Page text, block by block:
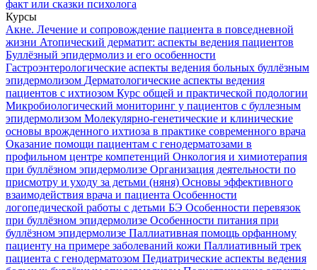
факт или сказки психолога
Курсы
Акне. Лечение и сопровождение пациента в повседневной
жизни Атопический дерматит: аспекты ведения пациентов
Буллёзный эпидермолиз и его особенности
Гастроэнтерологические аспекты ведения больных буллёзным
эпидермолизом Дерматологические аспекты ведения
пациентов с ихтиозом Курс общей и практической подологии
Микробиологический мониторинг у пациентов с буллезным
эпидермолизом Молекулярно-генетические и клинические
основы врожденного ихтиоза в практике современного врача
Оказание помощи пациентам с генодерматозами в
профильном центре компетенций Онкология и химиотерапия
при буллёзном эпидермолизе Организация деятельности по
присмотру и уходу за детьми (няня) Основы эффективного
взаимодействия врача и пациента Особенности
логопедической работы с детьми БЭ Особенности перевязок
при буллёзном эпидермолизе Особенности питания при
буллёзном эпидермолизе Паллиативная помощь орфанному
пациенту на примере заболеваний кожи Паллиативный трек
пациента с генодерматозом Педиатрические аспекты ведения